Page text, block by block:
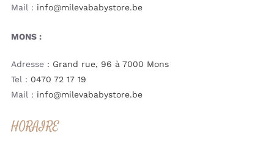
Mail : info@milevababystore.be
MONS :
Adresse : Grand rue, 96 à 7000 Mons
Tel : 0470 72 17 19
Mail : info@milevababystore.be
HORAIRE